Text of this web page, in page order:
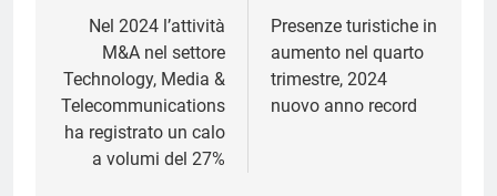
articoli
Nel 2024 l’attività
M&A nel settore
Technology, Media &
Telecommunications
ha registrato un calo
a volumi del 27%
Presenze turistiche in
aumento nel quarto
trimestre, 2024
nuovo anno record